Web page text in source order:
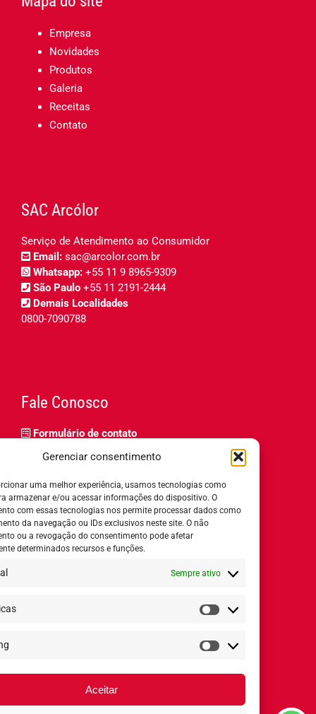
Gerenciar consentimento
uma melhor experiência, usamos tecnologias como
armazenar e/ou acessar informações do dispositivo. O
com essas tecnologias nos permite processar dados como
da navegação ou IDs exclusivos neste site. O não
ou a revogação do consentimento pode afetar
determinados recursos e funções.
Sempre ativo
Estatísticas
Marketing
Aceitar
Empresa
Novidades
Produtos
Galeria
Receitas
Contato
SAC Arcólor
Serviço de Atendimento ao Consumidor
Email: sac@arcolor.com.br
Whatsapp: +55 11 9 8965-9309
São Paulo +55 11 2191-2444
Demais Localidades
0800-7090788
Fale Conosco
Formulário de contato
Relatório de igualdade salarial
Horário de Atendimento:
8h ás 18h